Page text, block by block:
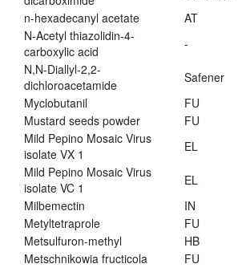
n-hexadecanyl acetate
AT
N-Acetyl thiazolidin-4-
carboxylic acid
-
N,N-Diallyl-2,2-
dichloroacetamide
Safener
Myclobutanil
FU
Mustard seeds powder
FU
Mild Pepino Mosaic Virus
isolate VX 1
EL
Mild Pepino Mosaic Virus
isolate VC 1
EL
Milbemectin
IN
Metyltetraprole
FU
Metsulfuron-methyl
HB
Metschnikowia fructicola
FU